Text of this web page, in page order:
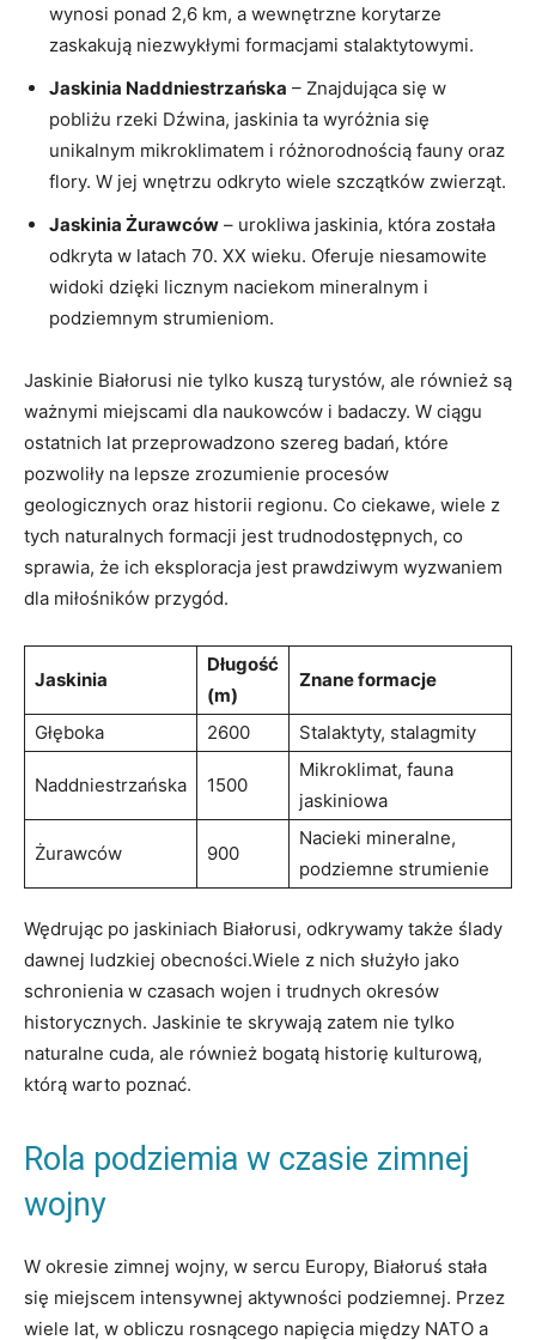
⁤wynosi ‍ponad ⁢2,6 ⁤km, a wewnętrzne korytarze
zaskakują niezwykłymi formacjami ‌stalaktytowymi.
Jaskinia ⁢Naddniestrzańska – Znajdująca się‍ w
⁤pobliżu rzeki Dźwina, jaskinia⁢ ta wyróżnia się
unikalnym mikroklimatem i ⁣różnorodnością⁤ fauny oraz
flory. W ⁤jej wnętrzu odkryto wiele⁢ szczątków​ zwierząt.
Jaskinia ⁣Żurawców – urokliwa jaskinia,⁢ która została
odkryta w latach 70. XX wieku.⁢ Oferuje niesamowite
widoki ​dzięki licznym naciekom mineralnym i
podziemnym strumieniom.
Jaskinie ​Białorusi nie tylko kuszą turystów, ale również są
ważnymi⁣ miejscami dla naukowców i badaczy. W ciągu
ostatnich⁤ lat przeprowadzono szereg badań, które
pozwoliły na lepsze⁣ zrozumienie procesów
geologicznych oraz ‍historii regionu. Co ciekawe, wiele⁣ z
tych naturalnych formacji jest trudnodostępnych, co⁤
sprawia, że ich ⁤eksploracja jest prawdziwym wyzwaniem
dla ​miłośników przygód.
Jaskinia
Długość
⁤(m)
Znane formacje
Głęboka 2600 Stalaktyty, stalagmity
Naddniestrzańska 1500
Mikroklimat, fauna
jaskiniowa
Żurawców 900
Nacieki ‌mineralne,
podziemne strumienie
Wędrując‌ po jaskiniach Białorusi, odkrywamy także ślady
⁢dawnej ludzkiej obecności.Wiele z⁤ nich służyło jako
schronienia‍ w czasach wojen i trudnych⁤ okresów
historycznych. Jaskinie te ⁣skrywają zatem nie tylko⁢
naturalne cuda, ale również bogatą historię kulturową,‍
którą ⁤warto poznać.
Rola podziemia w ⁣czasie zimnej
wojny
W ⁣okresie zimnej wojny,‌ w ⁢sercu‍ Europy, Białoruś stała
się⁢ miejscem⁤ intensywnej aktywności podziemnej.‍ Przez
wiele lat, w​ obliczu rosnącego ⁤napięcia między NATO ​a